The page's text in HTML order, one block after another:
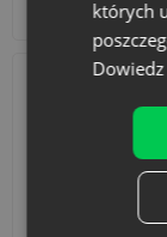
świątecznej.
Zapraszamy do
eleganckich
Akcesoria i
których